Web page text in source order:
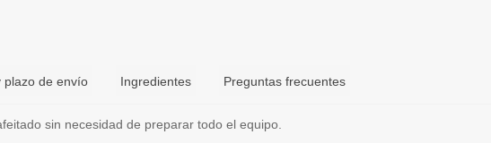
plazo de envío Ingredientes Preguntas frecuentes
sin necesidad de preparar todo el equipo.